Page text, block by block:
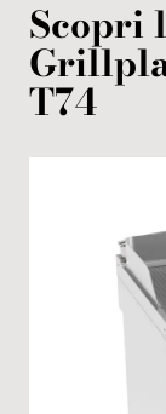
Scopri
T74